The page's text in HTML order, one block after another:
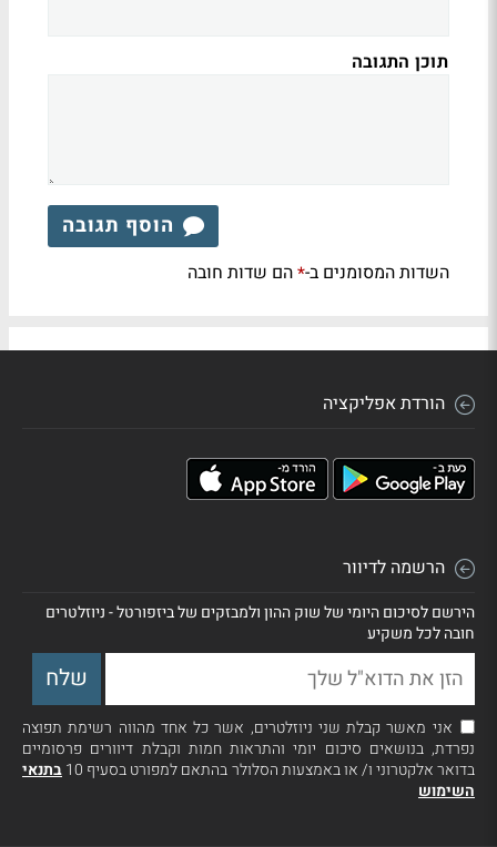
תוכן התגובה
הוסף תגובה
השדות המסומנים ב-*הם שדות חובה
הורדת אפליקציה
הרשמה לדיוור
הירשם לסיכום היומי של שוק ההון ולמבזקים של ביזפורטל - ניוזלטרים
חובה לכל משקיע
אני מאשר קבלת שני ניוזלטרים, אשר כל אחד מהווה רשימת תפוצה
נפרדת, בנושאים סיכום יומי והתראות חמות וקבלת דיוורים פרסומיים
בדואר אלקטרוני ו/ או באמצעות הסלולר בהתאם למפורט בסעיף 10
בתנאי
השימוש